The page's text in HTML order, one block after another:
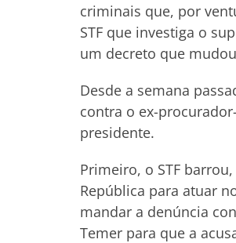
criminais que, por
STF que investiga o
um decreto que
Desde a semana
contra o ex-
presidente.
Primeiro, o STF
República para atuar
mandar a denúncia
Temer para que a